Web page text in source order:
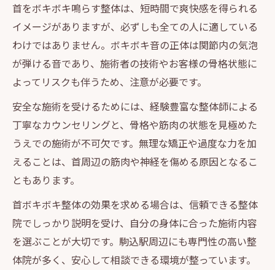
首をボキボキ鳴らす整体は、短時間で爽快感を得られる
イメージがありますが、必ずしも全ての人に適している
わけではありません。ボキボキ音の正体は関節内の気泡
が弾ける音であり、施術者の技術やお客様の骨格状態に
よってリスクも伴うため、注意が必要です。
安全な施術を受けるためには、経験豊富な整体師による
丁寧なカウンセリングと、骨格や筋肉の状態を見極めた
うえでの施術が不可欠です。無理な矯正や過度な力を加
えることは、首周辺の筋肉や神経を傷める原因となるこ
ともあります。
首ボキボキ整体の効果を求める場合は、信頼できる整体
院でしっかり説明を受け、自分の身体に合った施術内容
を選ぶことが大切です。駒込駅周辺にも専門性の高い整
体院が多く、安心して相談できる環境が整っています。